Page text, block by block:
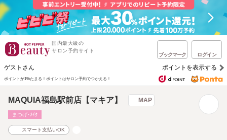
国内最大級の
サロン予約サイト
ブックマーク ログイン
ゲストさん ポイントを表示する
ポイントが1%たまる！ ポイントはサロン予約でつかえる！
MAQUIA福島駅前店【マキア】 MAP
まつげ･ﾒｲｸ
スマート支払いOK